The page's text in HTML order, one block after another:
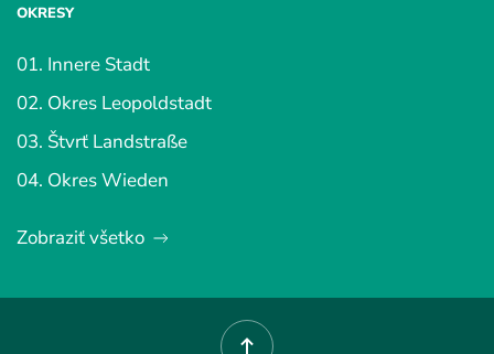
OKRESY
01. Innere Stadt
02. Okres Leopoldstadt
03. Štvrť Landstraße
04. Okres Wieden
Zobraziť všetko